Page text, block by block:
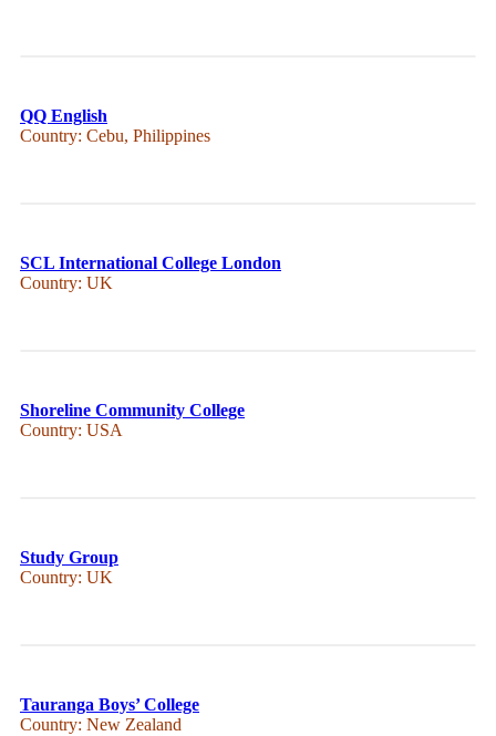
QQ English
Country: Cebu, Philippines
SCL International College London
Country: UK
Shoreline Community College
Country: USA
Study Group
Country: UK
Tauranga Boys’ College
Country: New Zealand